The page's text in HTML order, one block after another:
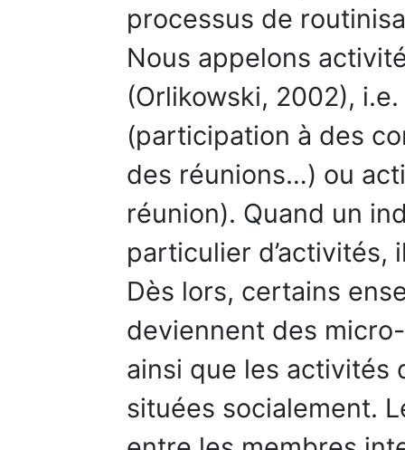
processus de
Nous appelons
(Orlikowski, 2002),
(participation à des
des réunions…) ou
réunion). Quand un
particulier d’activités,
Dès lors, certains
deviennent des
ainsi que les activités
situées socialement.